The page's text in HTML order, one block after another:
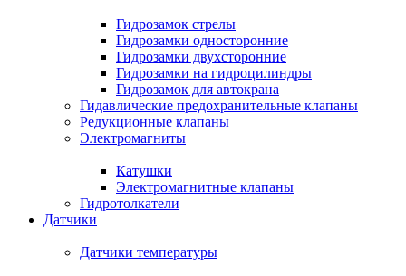
Гидрозамок стрелы
Гидрозамки односторонние
Гидрозамки двухсторонние
Гидрозамки на гидроцилиндры
Гидрозамок для автокрана
Гидавлические предохранительные клапаны
Редукционные клапаны
Электромагниты
Катушки
Электромагнитные клапаны
Гидротолкатели
Датчики
Датчики температуры